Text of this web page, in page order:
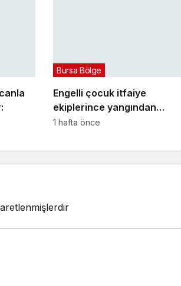
Engelli çocuk itfaiye
ekiplerince yangından
kurtarıldı
Bursa Bölge
1 hafta önce